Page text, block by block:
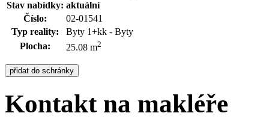
Stav nabídky: aktuální
Číslo:
02-01541
Typ reality:
Byty 1+kk - Byty
Plocha:
25.08 m2
Kontakt na makléře